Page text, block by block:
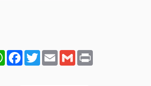
WhatsApp
Facebook
Twitter
EmailGmail